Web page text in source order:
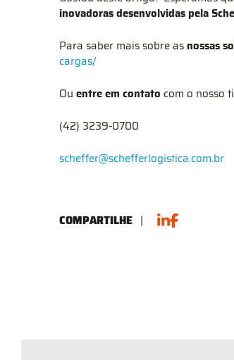
inovadoras desenvolvidas pela
Para saber mais sobre as nossas
cargas/
Ou entre em contato com o nosso
(42) 3239-0700
scheffer@schefferlogistica.com.br
COMPARTILHE |